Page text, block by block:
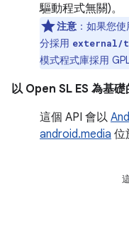
驅動程式無關)。
注意 ：如果您
分採用 external/
模式程式庫採用
以 Open SL ES 為基
這個 API 會以
android.media 位